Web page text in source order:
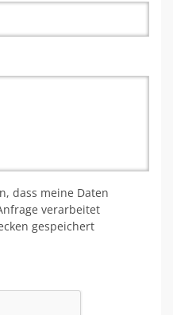
dass meine Daten
verarbeitet
gespeichert